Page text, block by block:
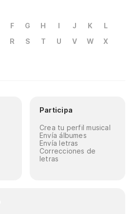
F G H I J K
L
R S T U V W
X
Participa
Crea tu perfil musical
Envía álbumes
Envía letras
Correcciones de
letras